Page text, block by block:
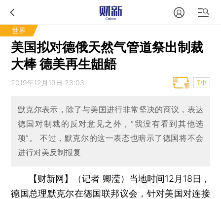
世界
美国拟对德俄天然气管道祭出制裁
大棒 德美再生龃龉
2019年12月19日 23:03 T中
默克尔表示，除了与美国进行非常坚决的商议，表达
德国对制裁的反对意见之外，“我没有看到其他选
项”。 不过，默克尔的这一表态也暗示了德国将不会
进行对美反制报复
【财新网】（记者 卿滢） 当地时间12月18日，
德国总理默克尔在德国联邦议会，针对美国对连接